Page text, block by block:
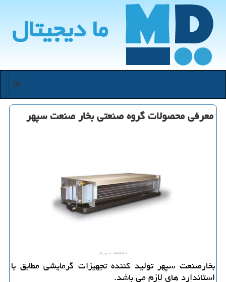
ما دیجیتال
منو
معرفی محصولات گروه صنعتی بخار صنعت سپهر
بخارصنعت سپهر تولید کننده تجهیزات گرمایشی مطابق با
استاندارد های لازم می باشد.